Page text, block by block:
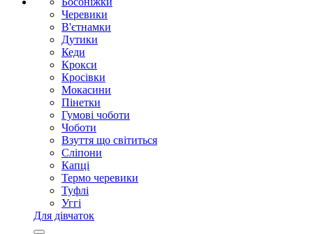
Черевики
В'єтнамки
Дутики
Кеди
Крокси
Кросівки
Мокасини
Пінетки
Гумові чоботи
Чоботи
Взуття що світиться
Сліпони
Капці
Термо черевики
Туфлі
Уггі
Для дівчаток